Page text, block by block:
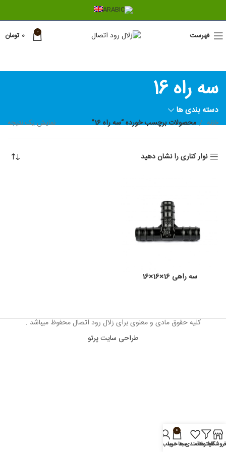
فهرست 0
0 تومان
سه راه 16
دسته بندی ها
خانه محصولات برچسب خورده “سه راه 16” نمایش یک نتیجه
نوار کناری را نشان دهید
سه راهی 16×16×16
کلیه حقوق مادی و معنوی برای زلال رود اتصال محفوظ میباشد .
طراحی سایت پرتو
فروشگاهفیلترهاعلاقمندی ها
0
سبد خریدحساب من